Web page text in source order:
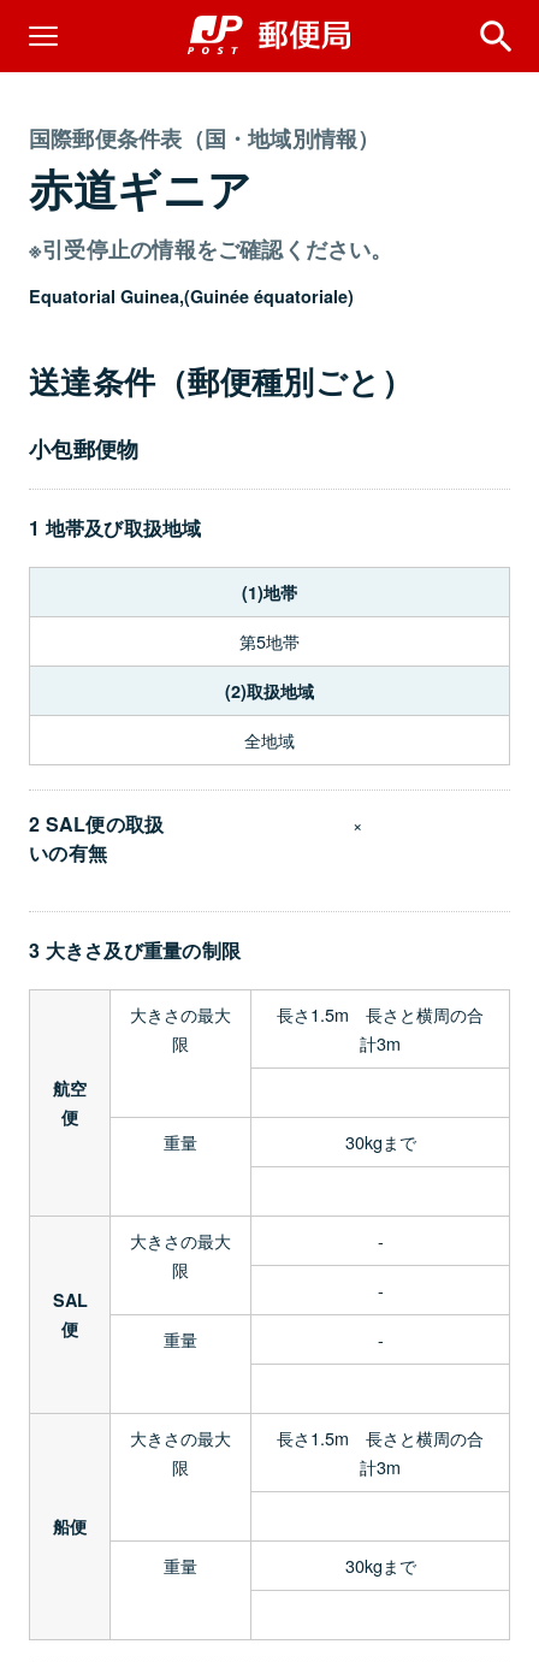
国際郵便条件表（国・地域別情報）
赤道ギニア
※引受停止の情報をご確認ください。
Equatorial Guinea,(Guinée équatoriale)
送達条件（郵便種別ごと）
小包郵便物
1 地帯及び取扱地域
(1)地帯
第5地帯
(2)取扱地域
全地域
2 SAL便の取扱
いの有無
×
3 大きさ及び重量の制限
航空
便
大きさの最大
限
長さ1.5m 長さと横周の合
計3m
重量 30kgまで
SAL
便
大きさの最大
限
-
-
重量
-
船便
大きさの最大
限
長さ1.5m 長さと横周の合
計3m
重量 30kgまで